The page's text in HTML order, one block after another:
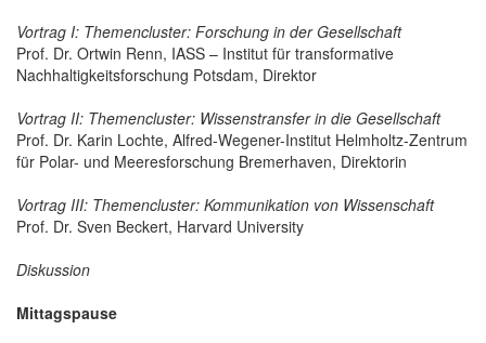
Vortrag I: Themencluster: Forschung in der Gesellschaft
Prof. Dr. Ortwin Renn, IASS – Institut für transformative
Nachhaltigkeitsforschung Potsdam, Direktor
Vortrag II: Themencluster: Wissenstransfer in die Gesellschaft
Prof. Dr. Karin Lochte, Alfred-Wegener-Institut Helmholtz-Zentrum
für Polar- und Meeresforschung Bremerhaven, Direktorin
Vortrag III: Themencluster: Kommunikation von Wissenschaft
Prof. Dr. Sven Beckert, Harvard University
Diskussion
Mittagspause